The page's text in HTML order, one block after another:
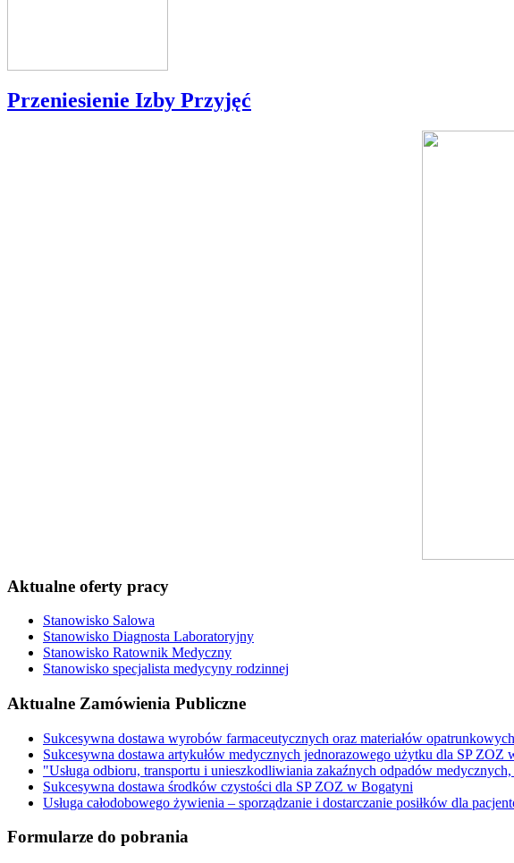
Przeniesienie Izby Przyjęć
Aktualne oferty pracy
Stanowisko Salowa
Stanowisko Diagnosta Laboratoryjny
Stanowisko Ratownik Medyczny
Stanowisko specjalista medycyny rodzinnej
Aktualne Zamówienia Publiczne
Sukcesywna dostawa wyrobów farmaceutycznych oraz materiałów
Sukcesywna dostawa artykułów medycznych jednorazowego użytku dla SP ZOZ
"Usługa odbioru, transportu i unieszkodliwiania zakaźnych odpadów
Sukcesywna dostawa środków czystości dla SP ZOZ w Bogatyni
Usługa całodobowego żywienia – sporządzanie i dostarczanie posiłków dla
Formularze do pobrania